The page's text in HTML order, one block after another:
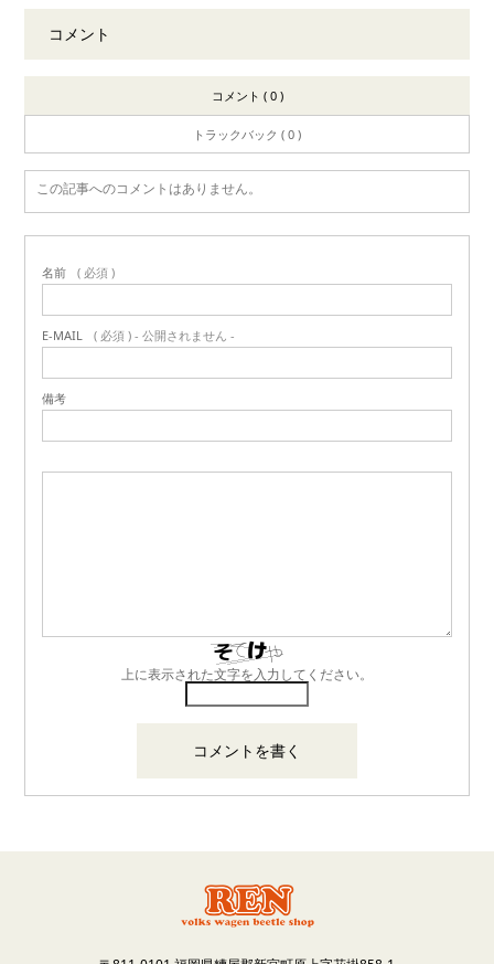
コメント
コメント ( 0 )
トラックバック ( 0 )
この記事へのコメントはありません。
名前 ( 必須 )
E-MAIL ( 必須 ) - 公開されません -
備考
上に表示された文字を入力してください。